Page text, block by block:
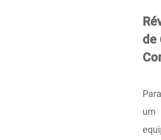
de
um